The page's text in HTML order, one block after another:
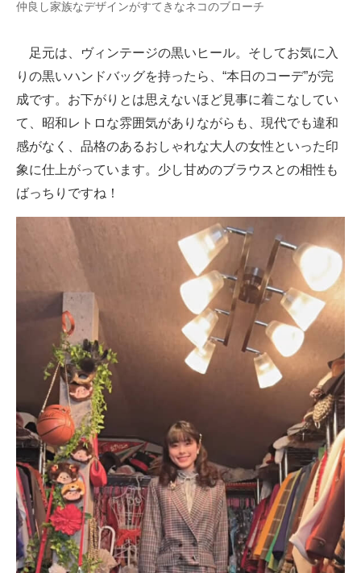
仲良し家族なデザインがすてきなネコのブローチ
足元は、ヴィンテージの黒いヒール。そしてお気に入
りの黒いハンドバッグを持ったら、“本日のコーデ”が完
成です。お下がりとは思えないほど見事に着こなしてい
て、昭和レトロな雰囲気がありながらも、現代でも違和
感がなく、品格のあるおしゃれな大人の女性といった印
象に仕上がっています。少し甘めのブラウスとの相性も
ばっちりですね！